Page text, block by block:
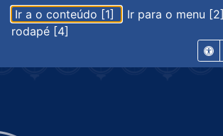
Ir a o conteúdo [1] Ir para o menu [2]
rodapé [4]